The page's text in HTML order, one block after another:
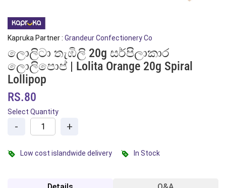
Kapruka Partner : Grandeur Confectionery Co
ලොලිටා තැඹිලි 20g සර්පිලාකාර
ලොලිපොප් | Lolita Orange 20g Spiral
Lollipop
RS.80
Select Quantity
- +
Low cost islandwide delivery In Stock